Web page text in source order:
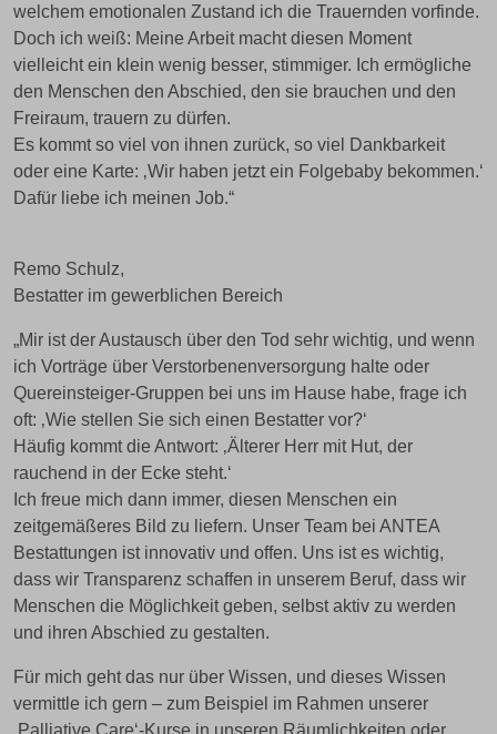
welchem emotionalen Zustand ich die Trauernden vorfinde.
Doch ich weiß: Meine Arbeit macht diesen Moment
vielleicht ein klein wenig besser, stimmiger. Ich ermögliche
den Menschen den Abschied, den sie brauchen und den
Freiraum, trauern zu dürfen.
Es kommt so viel von ihnen zurück, so viel Dankbarkeit
oder eine Karte: ‚Wir haben jetzt ein Folgebaby bekommen.‘
Dafür liebe ich meinen Job.“
Remo Schulz,
Bestatter im gewerblichen Bereich
„Mir ist der Austausch über den Tod sehr wichtig, und wenn
ich Vorträge über Verstorbenenversorgung halte oder
Quereinsteiger-Gruppen bei uns im Hause habe, frage ich
oft: ‚Wie stellen Sie sich einen Bestatter vor?‘
Häufig kommt die Antwort: ‚Älterer Herr mit Hut, der
rauchend in der Ecke steht.‘
Ich freue mich dann immer, diesen Menschen ein
zeitgemäßeres Bild zu liefern. Unser Team bei ANTEA
Bestattungen ist innovativ und offen. Uns ist es wichtig,
dass wir Transparenz schaffen in unserem Beruf, dass wir
Menschen die Möglichkeit geben, selbst aktiv zu werden
und ihren Abschied zu gestalten.
Für mich geht das nur über Wissen, und dieses Wissen
vermittle ich gern – zum Beispiel im Rahmen unserer
‚Palliative Care‘-Kurse in unseren Räumlichkeiten oder